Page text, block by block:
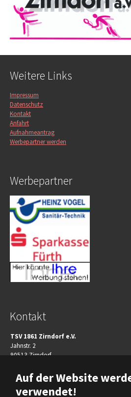
Auf der Website
verwendet!
Weitere Links
Impressum
Datenschutz
Kontakt
Anfahrt
Aufnahmeantrag
Werbepartner werden
Werbepartner
Kontakt
TSV 1861 Zirndorf e.V.
Jahnstr. 2
90513 Zirndorf
Telefon:+49(911)606080
Telefax: +49(911)96509924